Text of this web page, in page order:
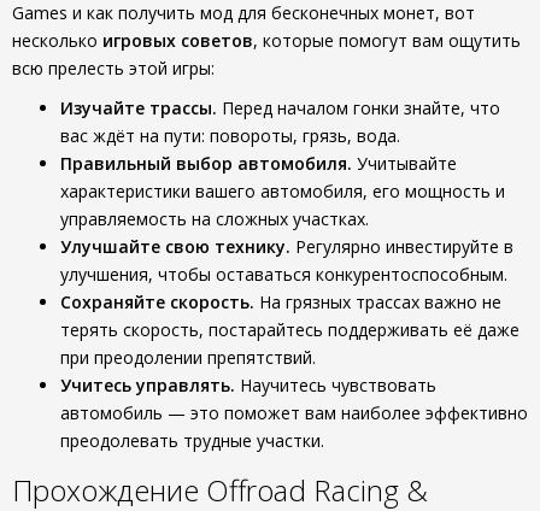
Games и как получить мод для бесконечных монет, вот
несколько игровых советов, которые помогут вам ощутить
всю прелесть этой игры:
Изучайте трассы. Перед началом гонки знайте, что
вас ждёт на пути: повороты, грязь, вода.
Правильный выбор автомобиля. Учитывайте
характеристики вашего автомобиля, его мощность и
управляемость на сложных участках.
Улучшайте свою технику. Регулярно инвестируйте в
улучшения, чтобы оставаться конкурентоспособным.
Сохраняйте скорость. На грязных трассах важно не
терять скорость, постарайтесь поддерживать её даже
при преодолении препятствий.
Учитесь управлять. Научитесь чувствовать
автомобиль — это поможет вам наиболее эффективно
преодолевать трудные участки.
Прохождение Offroad Racing &